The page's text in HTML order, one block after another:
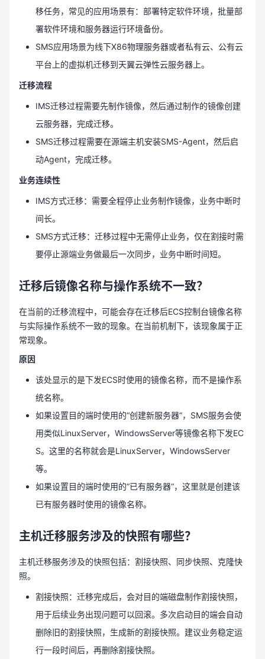
移任务，常见的应用场景有：部署特定软件环境，批量部
署软件环境和服务器运行环境备份。
SMS应用场景为线下X86物理服务器或者私有云、公有云
平台上的虚拟机迁移到天翼云弹性云服务器上。
迁移流程
IMS迁移过程需要先制作镜像，然后通过制作的镜像创建
云服务器，完成迁移。
SMS迁移过程需要在源端主机安装SMS-Agent，然后启
动Agent，完成迁移。
业务连续性
IMS方式迁移：需要全程停止业务制作镜像，业务中断时
间长。
SMS方式迁移：迁移过程中无需停止业务，仅在割接时需
要停止源端业务做最后一次同步，业务中断时间短。
迁移后镜像名称与操作系统不一致？
在当前的迁移流程中，可能会存在迁移后ECS控制台镜像名称
与实际操作系统不一致的现象。在当前机制下，该现象属于正
常现象。
原因
该处显示的是下发ECS时使用的镜像名称，而不是操作系
统名称。
如果设置目的端时使用的“创建新服务器“，SMS服务会使
用类似LinuxServer，WindowsServer等镜像名称下发EC
S。这里的名称就会是LinuxServer，WindowsServer
等。
如果设置目的端时使用的“已有服务器“，这里就是创建该
已有服务器时使用的镜像名称。
主机迁移服务涉及的快照有哪些？
主机迁移服务涉及的快照包括：割接快照、同步快照、克隆快
照。
割接快照：迁移完成后，会对目的端磁盘制作割接快照，
用于后续业务出现问题可以回滚。多次启动目的端会自动
删除旧的割接快照，生成新的割接快照。建议业务稳定运
行一段时间后，再删除割接快照。